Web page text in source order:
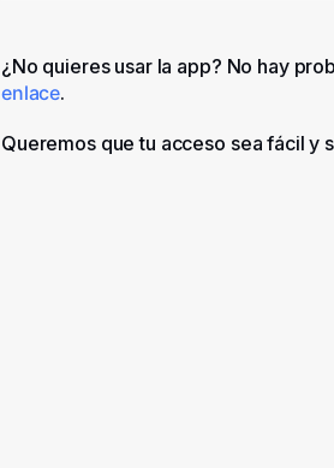
¿No quieres usar la app? No hay
enlace.
Queremos que tu acceso sea fácil y